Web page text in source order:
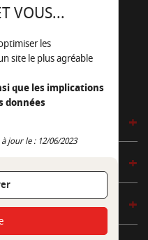
98 09
e-mail
VOUS...
les
site le plus agréable
que les implications
données
jour le : 12/06/2023